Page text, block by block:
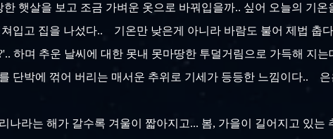
한 햇살을 보고 조금 가벼운 옷으로 바꿔입을까.. 싶어 오늘의 기
입고 집을 나섰다.. 기온만 낮은게 아니라 바람도 불어 제법 춥
하며 추운 날씨에 대한 못내 못마땅한 투덜거림으로 가득해 지
단박에 꺾어 버리는 매서운 추위로 기세가 등등한 느낌이다..
나라는 해가 갈수록 겨울이 짧아지고... 봄, 가을이 길어지고 있는